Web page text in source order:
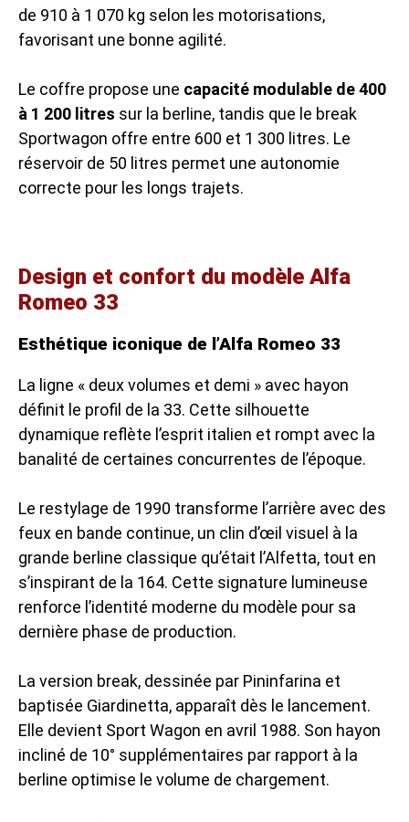
de 910 à 1 070 kg selon les motorisations,
favorisant une bonne agilité.
Le coffre propose une capacité modulable de 400
à 1 200 litres sur la berline, tandis que le break
Sportwagon offre entre 600 et 1 300 litres. Le
réservoir de 50 litres permet une autonomie
correcte pour les longs trajets.
Design et confort du modèle Alfa
Romeo 33
Esthétique iconique de l’Alfa Romeo 33
La ligne « deux volumes et demi » avec hayon
définit le profil de la 33. Cette silhouette
dynamique reflète l’esprit italien et rompt avec la
banalité de certaines concurrentes de l’époque.
Le restylage de 1990 transforme l’arrière avec des
feux en bande continue, un clin d’œil visuel à la
grande berline classique qu’était l’Alfetta, tout en
s’inspirant de la 164. Cette signature lumineuse
renforce l’identité moderne du modèle pour sa
dernière phase de production.
La version break, dessinée par Pininfarina et
baptisée Giardinetta, apparaît dès le lancement.
Elle devient Sport Wagon en avril 1988. Son hayon
incliné de 10° supplémentaires par rapport à la
berline optimise le volume de chargement.